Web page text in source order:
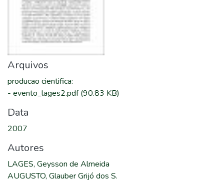
Arquivos
producao cientifica:
- evento_lages2.pdf(90.83 KB)
Data
2007
Autores
LAGES, Geysson de Almeida
AUGUSTO, Glauber Grijó dos S.